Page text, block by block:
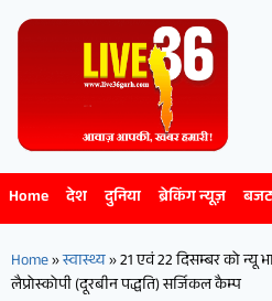
Home देश दुनिया ब्रेकिंग न्यूज़
Home»स्वास्थ्य»21 एवं 22 दिसम्बर को न्यू
लैप्रोस्कोपी (दूरबीन पद्धति) सर्जिकल कैम्प